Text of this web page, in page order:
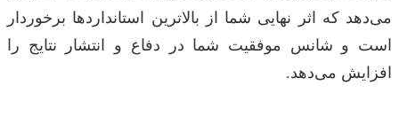
می‌دهد که اثر نهایی شما از بالاترین استانداردها برخوردار
است و شانس موفقیت شما در دفاع و انتشار نتایج را
افزایش می‌دهد.